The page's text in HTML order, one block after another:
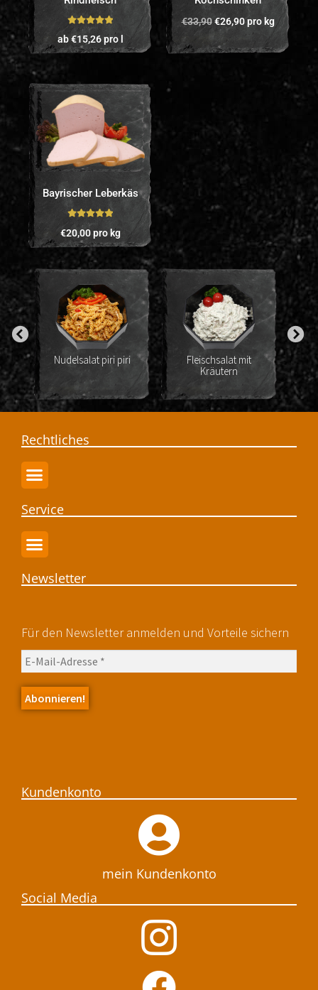
Bewertet mit
5.00von 5
ab€15,26pro l
€33,90 €26,90pro kg
Bayrischer Leberkäs
Bewertet mit
5.00von 5
€20,00pro kg
Nudelsalat piri piri
Fleischsalat mit
Kräutern
Rechtliches
Service
Newsletter
Für den Newsletter anmelden und Vorteile sichern
Kundenkonto
mein Kundenkonto
Social Media